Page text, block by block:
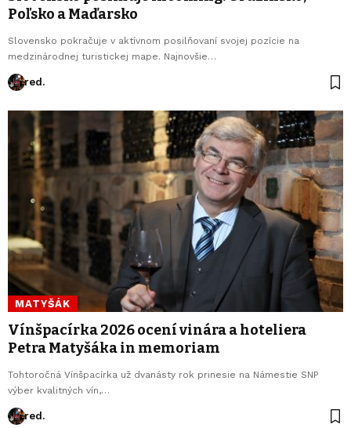
Poľsko a Maďarsko
Slovensko pokračuje v aktívnom posilňovaní svojej pozície na
medzinárodnej turistickej mape. Najnovšie…
red.
MATYŠÁK
Vínšpacírka 2026 ocení vinára a hoteliera
Petra Matyšáka in memoriam
Tohtoročná Vínšpacírka už dvanásty rok prinesie na Námestie SNP
výber kvalitných vín,…
red.